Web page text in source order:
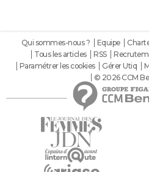
Qui sommes-nous ? Equipe
Tous les articles
RSS
Paramétrer les cookies
Gérer Utiq
© 2026 CCM